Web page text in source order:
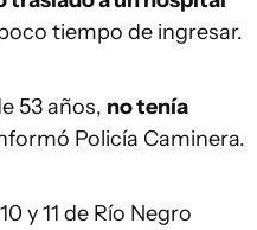
tiempo de ingresar.
53 años, no tenía
Policía Caminera.
y 11 de Río Negro